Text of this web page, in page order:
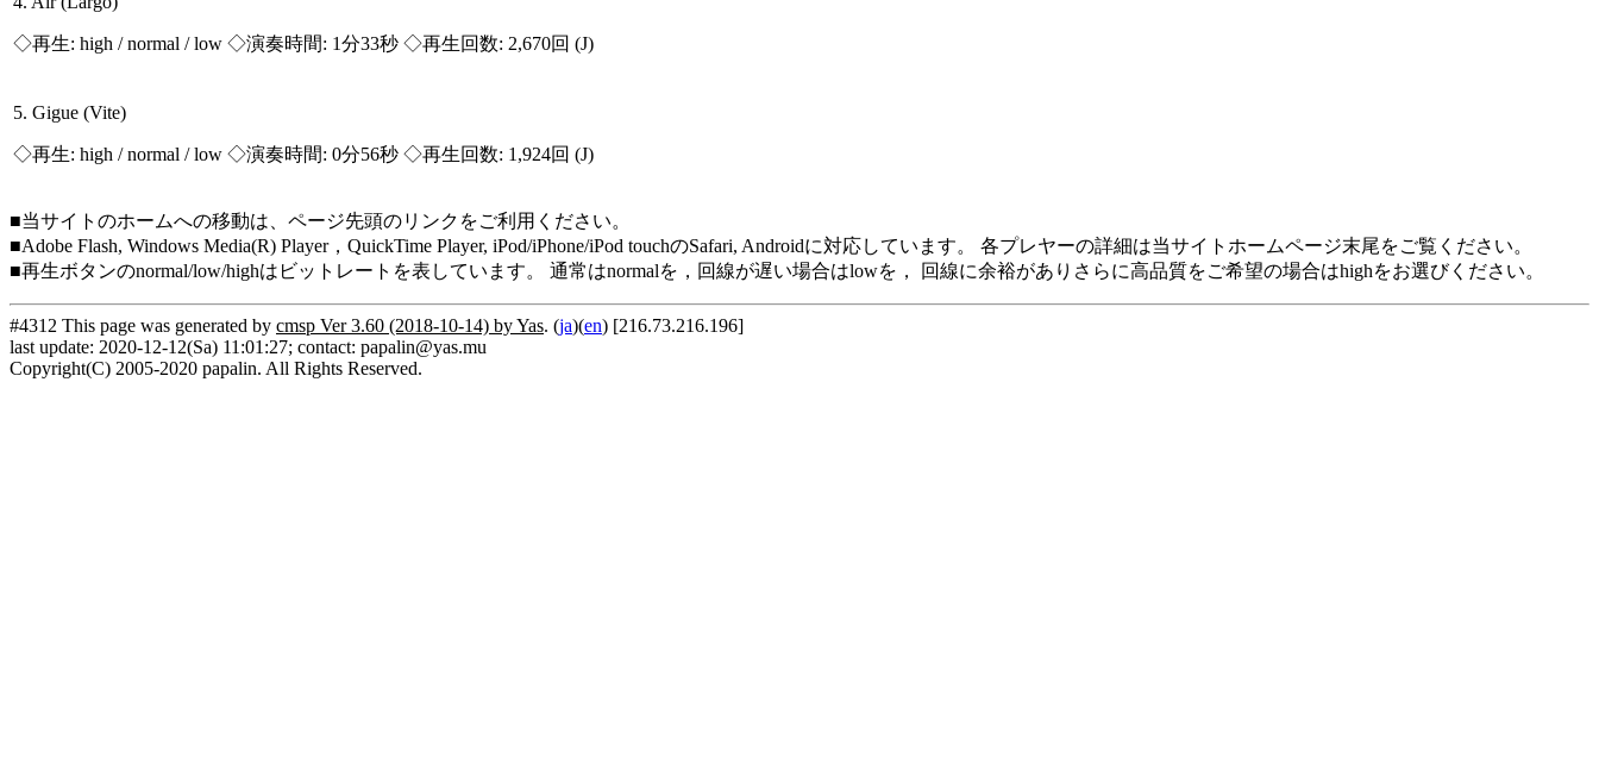
◇再生: high / normal / low ◇演奏時間: 1分33秒 ◇再生回数: 2,670回 (J)
5. Gigue (Vite)
◇再生: high / normal / low ◇演奏時間: 0分56秒 ◇再生回数: 1,924回 (J)
■当サイトのホームへの移動は、ページ先頭のリンクをご利用ください。
■Adobe Flash, Windows Media(R) Player，QuickTime Player, iPod/iPhone/iPod touchのSafari, Androidに対応しています。 各プレヤーの詳細は当サイトホームページ末尾をご覧ください。
■再生ボタンのnormal/low/highはビットレートを表しています。 通常はnormalを，回線が遅い場合はlowを， 回線に余裕がありさらに高品質をご希望の場合はhighをお選びください。
#4312 This page was generated by cmsp Ver 3.60 (2018-10-14) by Yas. (ja)(en) [216.73.216.196]
last update: 2020-12-12(Sa) 11:01:27; contact: papalin@yas.mu
Copyright(C) 2005-2020 papalin. All Rights Reserved.